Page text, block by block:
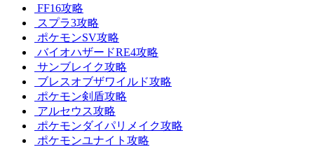
FF16攻略
スプラ3攻略
ポケモンSV攻略
バイオハザードRE4攻略
サンブレイク攻略
ブレスオブザワイルド攻略
ポケモン剣盾攻略
アルセウス攻略
ポケモンダイパリメイク攻略
ポケモンユナイト攻略